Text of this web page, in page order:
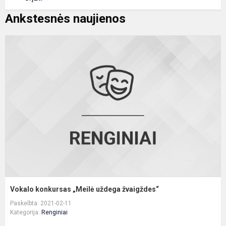
Ankstesnės naujienos
Vokalo konkursas „Meilė uždega žvaigždes“
Paskelbta: 2021-02-11
Kategorija: Renginiai